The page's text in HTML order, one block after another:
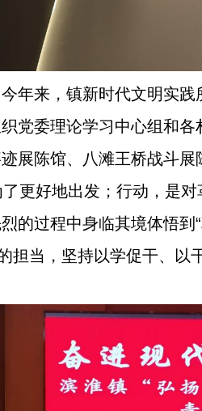
年来，镇新时代文明实
党委理论学习中心组和
展陈馆、八滩王桥战斗
更好地出发；行动，是
的过程中身临其境体悟到
担当，坚持以学促干、